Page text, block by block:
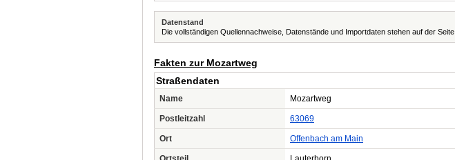
Datenstand
Die vollständigen Quellennachweise, Datenstände und Importdaten stehen auf der Seite
Fakten zur Mozartweg
Straßendaten
Name Mozartweg
Postleitzahl 63069
Ort Offenbach am Main